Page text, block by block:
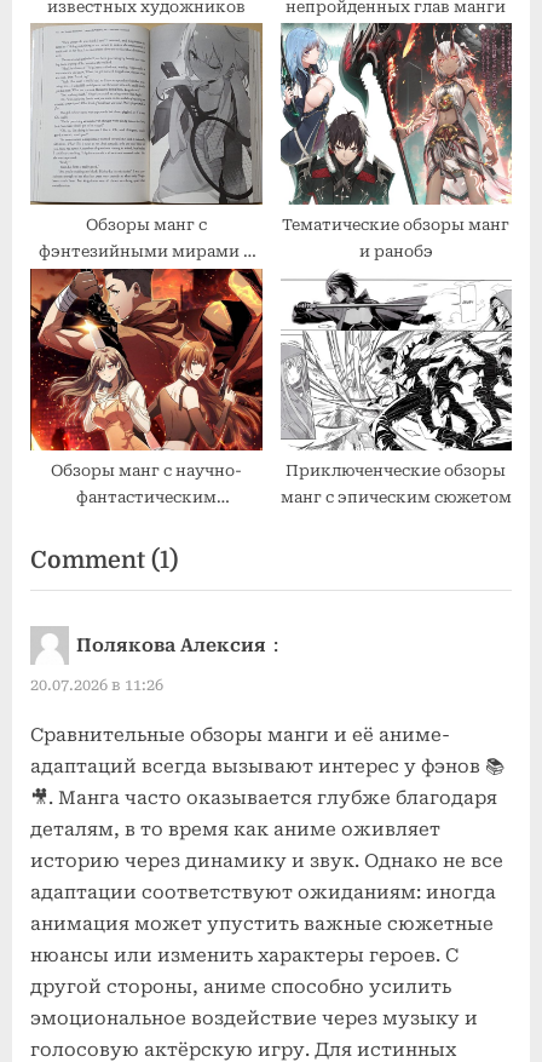
известных художников непройденных глав манги
Обзоры манг с
фэнтезийными мирами и
магией
Тематические обзоры манг
и ранобэ
Обзоры манг с научно-
фантастическим
Приключенческие обзоры
манг с эпическим сюжетом
Comment (1)on
“Сравнительные
их
адаптаций
в
аниме”
Полякова Алексия :
20.07.2026 в 11:26
Сравнительные обзоры манги и её аниме-
адаптаций всегда вызывают интерес у фэнов 📚
🎥. Манга часто оказывается глубже благодаря
деталям, в то время как аниме оживляет
историю через динамику и звук. Однако не все
адаптации соответствуют ожиданиям: иногда
анимация может упустить важные сюжетные
нюансы или изменить характеры героев. С
другой стороны, аниме способно усилить
эмоциональное воздействие через музыку и
голосовую актёрскую игру. Для истинных